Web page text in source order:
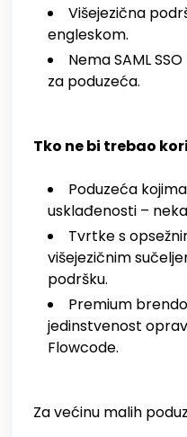
Višejezična
engleskom.
Nema SAML
za poduzeća.
Tko ne bi trebao
Poduzeća
usklađenosti –
Tvrtke s
višejezičnim
podršku.
Premium
jedinstvenost
Flowcode.
Za većinu malih